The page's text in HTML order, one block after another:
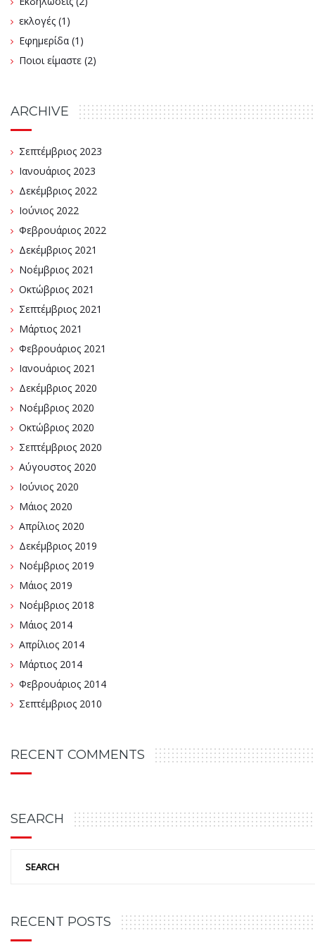
εκλογές (1)
Εφημερίδα (1)
Ποιοι είμαστε (2)
ARCHIVE
Σεπτέμβριος 2023
Ιανουάριος 2023
Δεκέμβριος 2022
Ιούνιος 2022
Φεβρουάριος 2022
Δεκέμβριος 2021
Νοέμβριος 2021
Οκτώβριος 2021
Σεπτέμβριος 2021
Μάρτιος 2021
Φεβρουάριος 2021
Ιανουάριος 2021
Δεκέμβριος 2020
Νοέμβριος 2020
Οκτώβριος 2020
Σεπτέμβριος 2020
Αύγουστος 2020
Ιούνιος 2020
Μάιος 2020
Απρίλιος 2020
Δεκέμβριος 2019
Νοέμβριος 2019
Μάιος 2019
Νοέμβριος 2018
Μάιος 2014
Απρίλιος 2014
Μάρτιος 2014
Φεβρουάριος 2014
Σεπτέμβριος 2010
RECENT COMMENTS
SEARCH
RECENT POSTS